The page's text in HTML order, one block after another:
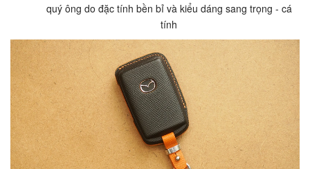
quý ông do đặc tính bền bỉ và kiểu dáng sang trọng - cá
tính